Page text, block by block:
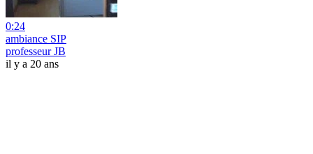
0:24
ambiance SIP
professeur JB
il y a 20 ans